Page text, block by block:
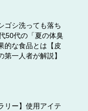
ゴシ洗っても落ち
50代の「夏の体臭
的な食品とは【皮
第一人者が解説】
リー】使用アイテ